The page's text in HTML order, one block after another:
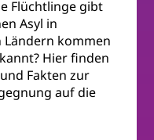
Flüchtlinge gibt
Asyl in
Ländern kommen
Hier finden
Fakten zur
auf die